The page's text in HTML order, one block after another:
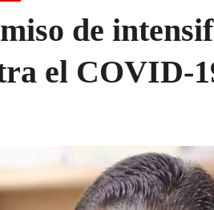
de
el COVID-